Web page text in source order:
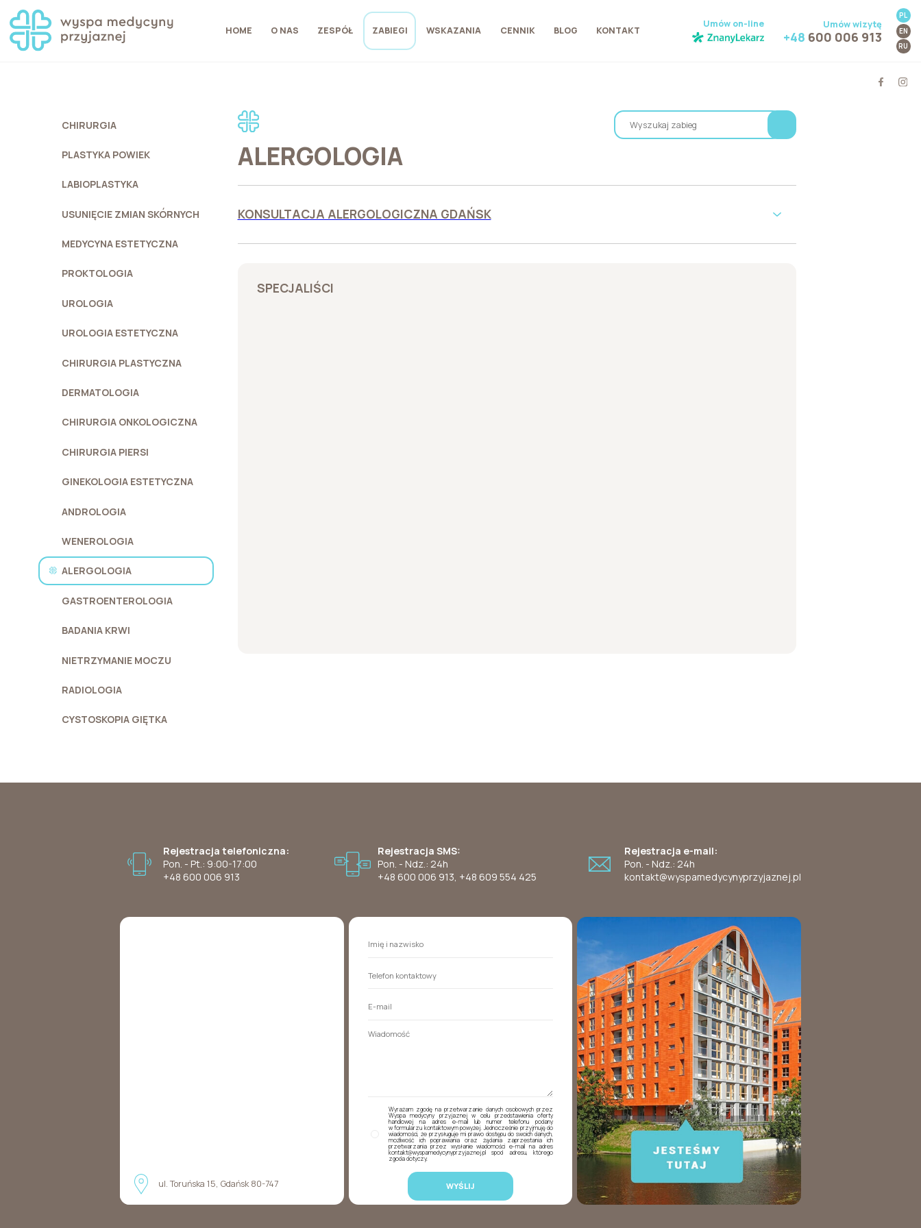
HOME O NAS ZESPÓŁ ZABIEGI WSKAZANIA CENNIK BLOG KONTAKT
Umów on-line Umów wizytę
+48 600 006 913
PL
EN
RU
CHIRURGIA
PLASTYKA POWIEK
LABIOPLASTYKA
USUNIĘCIE ZMIAN SKÓRNYCH
MEDYCYNA ESTETYCZNA
PROKTOLOGIA
UROLOGIA
UROLOGIA ESTETYCZNA
CHIRURGIA PLASTYCZNA
DERMATOLOGIA
CHIRURGIA ONKOLOGICZNA
CHIRURGIA PIERSI
GINEKOLOGIA ESTETYCZNA
ANDROLOGIA
WENEROLOGIA
ALERGOLOGIA
GASTROENTEROLOGIA
BADANIA KRWI
NIETRZYMANIE MOCZU
RADIOLOGIA
CYSTOSKOPIA GIĘTKA
ALERGOLOGIA
KONSULTACJA ALERGOLOGICZNA GDAŃSK
SPECJALIŚCI
Rejestracja telefoniczna:
Pon. - Pt.: 9:00-17:00
+48 600 006 913
Rejestracja SMS:
Pon. - Ndz.: 24h
+48 600 006 913, +48 609 554 425
Rejestracja e-mail:
Pon. - Ndz.: 24h
kontakt@wyspamedycynyprzyjaznej.pl
ul. Toruńska 15, Gdańsk 80-747
Wyrażam zgodę na przetwarzanie danych osobowych przez
Wyspa medycyny przyjaznej w celu przedstawienia oferty
handlowej na adres e-mail lub numer telefonu podany
w formularzu kontaktowym powyżej. Jednocześnie przyjmuję do
wiadomości, że przysługuje mi prawo dostępu do swoich danych,
możliwość ich poprawiania oraz żądania zaprzestania ich
przetwarzania przez wysłanie wiadomości e-mail na adres
kontakt@wyspamedycynyprzyjaznej.pl spod adresu, którego
zgoda dotyczy.